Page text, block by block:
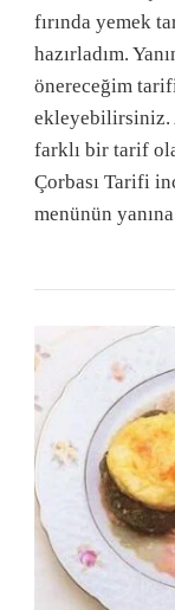
fırında yemek
hazırladım.
önereceğim
ekleyebilirsiniz.
farklı bir tarif
Çorbası Tarifi
menünün